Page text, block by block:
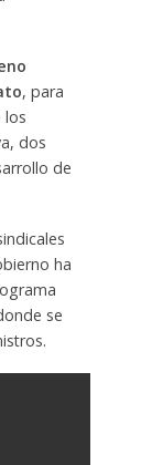
, para
los
dos
de
ha
se